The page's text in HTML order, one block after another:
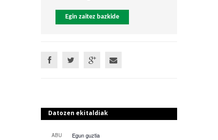
Egin zaitez bazkide
Datozen ekitaldiak
ABU Egun guztia